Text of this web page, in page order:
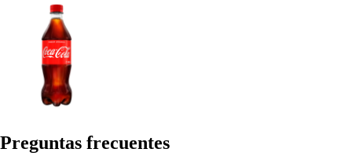
Preguntas frecuentes